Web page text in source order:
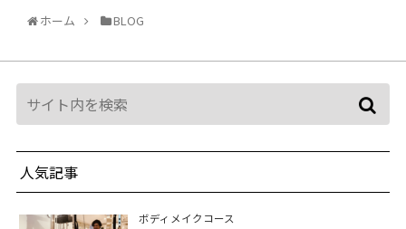
ホーム BLOG
人気記事
ボディメイクコース